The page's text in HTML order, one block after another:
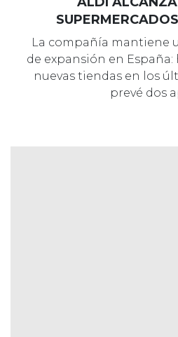
La compañía mantiene
de expansión en
nuevas tiendas en los
prevé dos